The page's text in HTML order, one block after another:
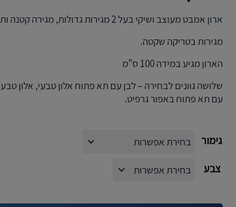
ארון אמבט מעוצב ושיקי בעל 2 מגירות גדולות, מגירה קטנה ותא אחסון פתוח.
מגירות בטריקה שקטה.
הארון מגיע במידה 100 ס”מ
שלושה גוונים לבחירה – לבן עם תא פתוח אלון טבעי, אלון
עם תא פתוח באפור גרפיט.
גימור
צבע